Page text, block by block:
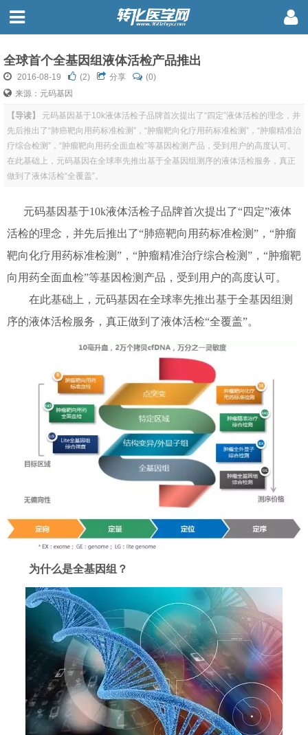
全球首个全基因组液体活检产品推出
2016-08-19 (2) 分享
(0)
来源：元码基因
【导读】
元码基因基于10k液体活检子品牌首次提出了“四定”液体活检的理念，并
先后推出了“肺癌靶向用药标准检测”，“肿瘤靶向化疗用药标准检测”，“肿瘤精准治
疗综合检测”，“肿瘤靶向用药全面血检”等基因检测产品，受到用户的高度认可。
在此基础上，元码基因在全球率先推出基于全基因组测序的液体活检服务，真正
做到了液体活检“全覆盖”。
元码基因基于10k液体活检子品牌首次提出了“四定”液体
活检的理念，并先后推出了“肺癌靶向用药标准检测”，“肿瘤
靶向化疗用药标准检测”，“肿瘤精准治疗综合检测”，“肿瘤靶
向用药全面血检”等基因检测产品，受到用户的高度认可。
在此基础上，元码基因在全球率先推出基于全基因组测
序的液体活检服务，真正做到了液体活检“全覆盖”。
为什么是全基因组？